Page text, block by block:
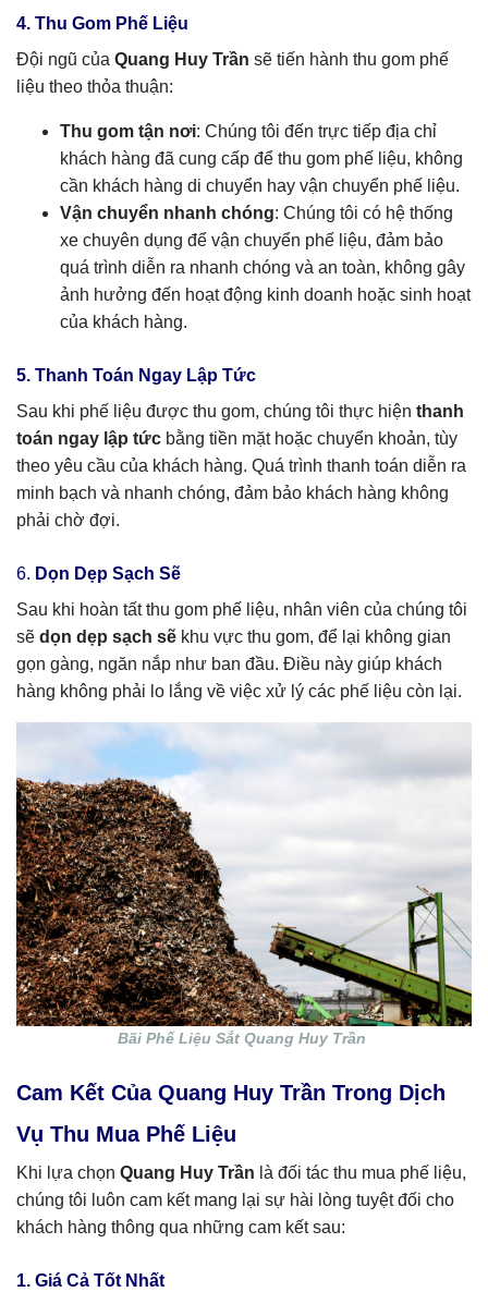
4. Thu Gom Phế Liệu
Đội ngũ của Quang Huy Trần sẽ tiến hành thu gom phế
liệu theo thỏa thuận:
Thu gom tận nơi: Chúng tôi đến trực tiếp địa chỉ
khách hàng đã cung cấp để thu gom phế liệu, không
cần khách hàng di chuyển hay vận chuyển phế liệu.
Vận chuyển nhanh chóng: Chúng tôi có hệ thống
xe chuyên dụng để vận chuyển phế liệu, đảm bảo
quá trình diễn ra nhanh chóng và an toàn, không gây
ảnh hưởng đến hoạt động kinh doanh hoặc sinh hoạt
của khách hàng.
5. Thanh Toán Ngay Lập Tức
Sau khi phế liệu được thu gom, chúng tôi thực hiện thanh
toán ngay lập tức bằng tiền mặt hoặc chuyển khoản, tùy
theo yêu cầu của khách hàng. Quá trình thanh toán diễn ra
minh bạch và nhanh chóng, đảm bảo khách hàng không
phải chờ đợi.
6. Dọn Dẹp Sạch Sẽ
Sau khi hoàn tất thu gom phế liệu, nhân viên của chúng tôi
sẽ dọn dẹp sạch sẽ khu vực thu gom, để lại không gian
gọn gàng, ngăn nắp như ban đầu. Điều này giúp khách
hàng không phải lo lắng về việc xử lý các phế liệu còn lại.
Bãi Phế Liệu Sắt Quang Huy Trần
Cam Kết Của Quang Huy Trần Trong Dịch
Vụ Thu Mua Phế Liệu
Khi lựa chọn Quang Huy Trần là đối tác thu mua phế liệu,
chúng tôi luôn cam kết mang lại sự hài lòng tuyệt đối cho
khách hàng thông qua những cam kết sau:
1. Giá Cả Tốt Nhất